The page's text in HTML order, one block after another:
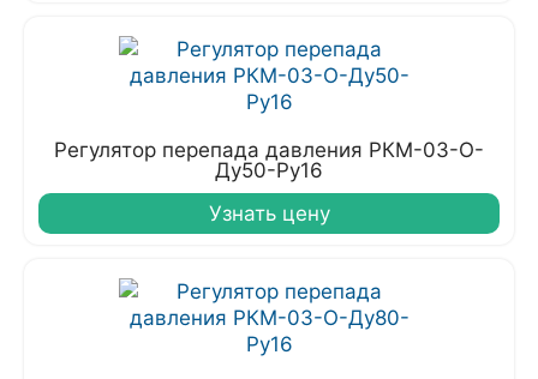
Регулятор перепада давления РКМ-03-О-
Ду50-Ру16
Узнать цену